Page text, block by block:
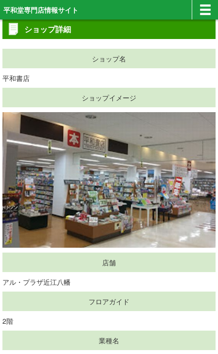
平和堂専門店情報サイト
ショップ詳細
ショップ名
平和書店
ショップイメージ
店舗
アル・プラザ近江八幡
フロアガイド
2階
業種名